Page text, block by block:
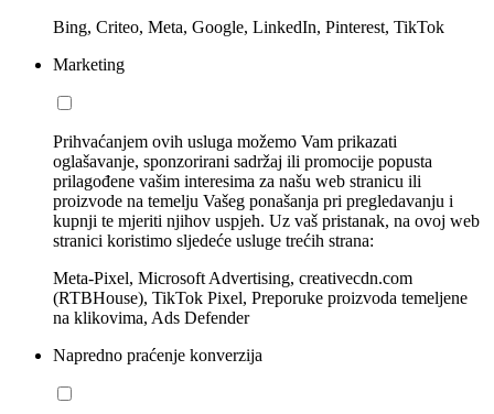
Bing, Criteo, Meta, Google, LinkedIn, Pinterest, TikTok
Marketing
Prihvaćanjem ovih usluga možemo Vam prikazati
oglašavanje, sponzorirani sadržaj ili promocije popusta
prilagođene vašim interesima za našu web stranicu ili
proizvode na temelju Vašeg ponašanja pri pregledavanju i
kupnji te mjeriti njihov uspjeh. Uz vaš pristanak, na ovoj web
stranici koristimo sljedeće usluge trećih strana:
Meta-Pixel, Microsoft Advertising, creativecdn.com
(RTBHouse), TikTok Pixel, Preporuke proizvoda temeljene
na klikovima, Ads Defender
Napredno praćenje konverzija